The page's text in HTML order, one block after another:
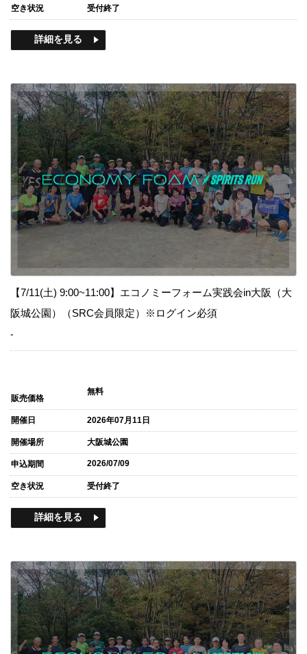
空き状況 受付終了
詳細を見る
【7/11(土) 9:00~11:00】エコノミーフォーム実践会in大阪（大
阪城公園）（SRC会員限定）※ログイン必須
-
販売価格
無料
開催日 2026年07月11日
開催場所 大阪城公園
申込期間 2026/07/09
空き状況 受付終了
詳細を見る